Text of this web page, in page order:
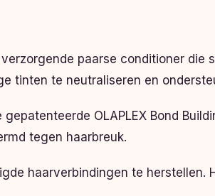
paarse conditioner
tinten te neutraliseren en
OLAPLEX Bond
tegen haarbreuk.
haarverbindingen te